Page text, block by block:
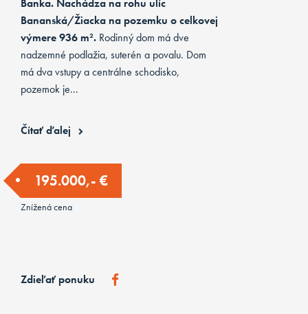
Banka. Nachádza na rohu ulíc
Bananská/Žiacka na pozemku o celkovej
výmere 936 m². Rodinný dom má dve
nadzemné podlažia, suterén a povalu. Dom
má dva vstupy a centrálne schodisko,
pozemok je...
Čítať ďalej
195.000,- €
Znížená cena
Zdieľať ponuku